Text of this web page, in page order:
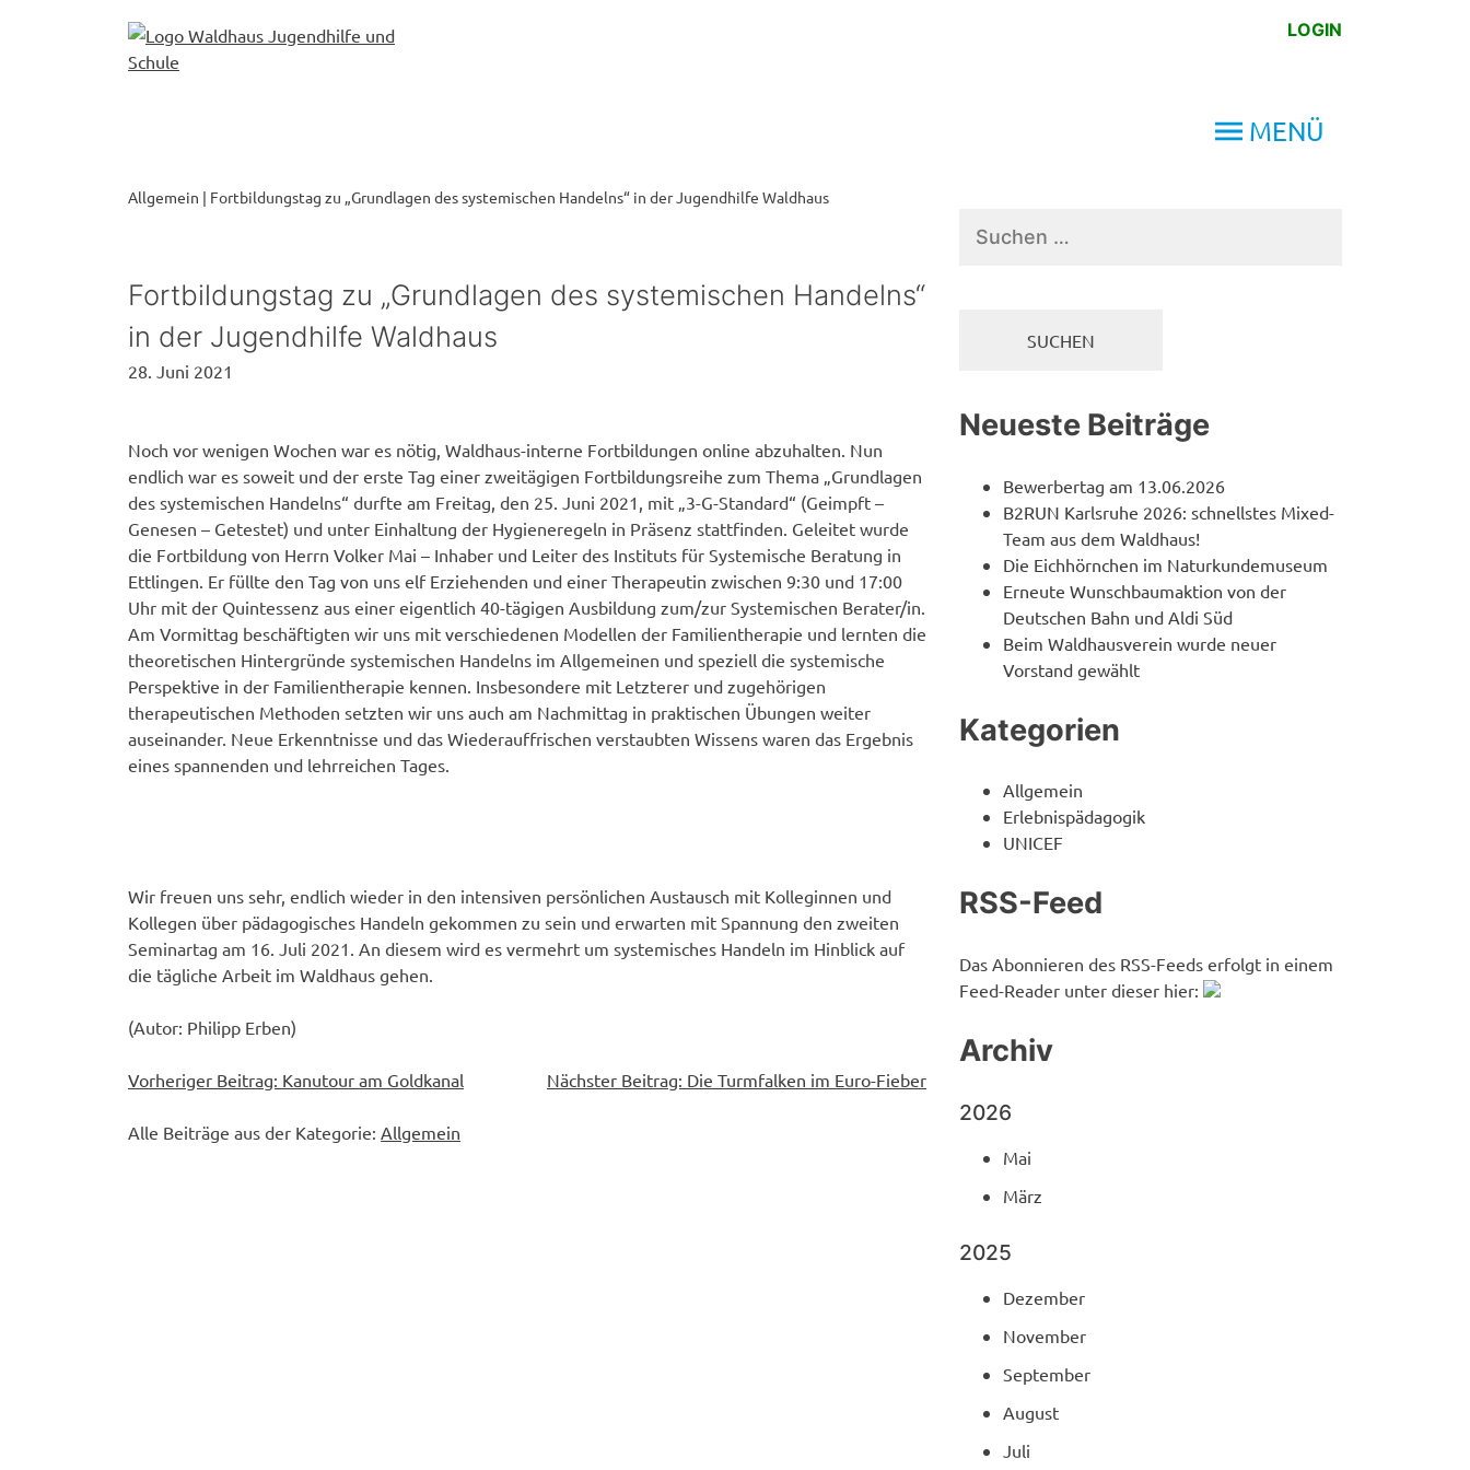
LOGIN
MENÜ
Allgemein | Fortbildungstag zu „Grundlagen des systemischen Handelns“ in der Jugendhilfe Waldhaus
Fortbildungstag zu „Grundlagen des systemischen Handelns“
in der Jugendhilfe Waldhaus
28. Juni 2021
Noch vor wenigen Wochen war es nötig, Waldhaus-interne Fortbildungen online abzuhalten. Nun
endlich war es soweit und der erste Tag einer zweitägigen Fortbildungsreihe zum Thema „Grundlagen
des systemischen Handelns“ durfte am Freitag, den 25. Juni 2021, mit „3-G-Standard“ (Geimpft –
Genesen – Getestet) und unter Einhaltung der Hygieneregeln in Präsenz stattfinden. Geleitet wurde
die Fortbildung von Herrn Volker Mai – Inhaber und Leiter des Instituts für Systemische Beratung in
Ettlingen. Er füllte den Tag von uns elf Erziehenden und einer Therapeutin zwischen 9:30 und 17:00
Uhr mit der Quintessenz aus einer eigentlich 40-tägigen Ausbildung zum/zur Systemischen Berater/in.
Am Vormittag beschäftigten wir uns mit verschiedenen Modellen der Familientherapie und lernten die
theoretischen Hintergründe systemischen Handelns im Allgemeinen und speziell die systemische
Perspektive in der Familientherapie kennen. Insbesondere mit Letzterer und zugehörigen
therapeutischen Methoden setzten wir uns auch am Nachmittag in praktischen Übungen weiter
auseinander. Neue Erkenntnisse und das Wiederauffrischen verstaubten Wissens waren das Ergebnis
eines spannenden und lehrreichen Tages.
Wir freuen uns sehr, endlich wieder in den intensiven persönlichen Austausch mit Kolleginnen und
Kollegen über pädagogisches Handeln gekommen zu sein und erwarten mit Spannung den zweiten
Seminartag am 16. Juli 2021. An diesem wird es vermehrt um systemisches Handeln im Hinblick auf
die tägliche Arbeit im Waldhaus gehen.
(Autor: Philipp Erben)
Beitragsnavigation
Vorheriger Beitrag: Kanutour am Goldkanal Nächster Beitrag: Die Turmfalken im Euro-Fieber
Alle Beiträge aus der Kategorie: Allgemein
nach:
Neueste Beiträge
Bewerbertag am 13.06.2026
B2RUN Karlsruhe 2026: schnellstes Mixed-
Team aus dem Waldhaus!
Die Eichhörnchen im Naturkundemuseum
Erneute Wunschbaumaktion von der
Deutschen Bahn und Aldi Süd
Beim Waldhausverein wurde neuer
Vorstand gewählt
Kategorien
Allgemein
Erlebnispädagogik
UNICEF
RSS-Feed
Das Abonnieren des RSS-Feeds erfolgt in einem
Feed-Reader unter dieser hier:
Archiv
2026
Mai
März
2025
Dezember
November
September
August
Juli